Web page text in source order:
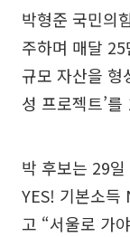
박형준 국민의
주하며 매달
규모 자산을 형
성 프로젝트’
박 후보는 29
YES! 기본소득
고 “서울로 가